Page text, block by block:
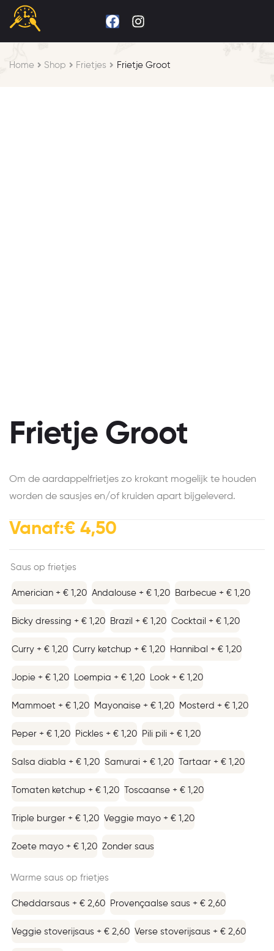
Home Shop Frietjes Frietje Groot
Frietje Groot
Om de aardappelfrietjes zo krokant mogelijk te houden
worden de sausjes en/of kruiden apart bijgeleverd.
Vanaf:€ 4,50
Saus op frietjes
Americian + € 1,20 Andalouse + € 1,20 Barbecue + € 1,20
Bicky dressing + € 1,20 Brazil + € 1,20 Cocktail + € 1,20
Curry + € 1,20 Curry ketchup + € 1,20 Hannibal + € 1,20
Jopie + € 1,20 Loempia + € 1,20 Look + € 1,20
Mammoet + € 1,20 Mayonaise + € 1,20 Mosterd + € 1,20
Peper + € 1,20 Pickles + € 1,20 Pili pili + € 1,20
Salsa diabla + € 1,20 Samurai + € 1,20 Tartaar + € 1,20
Tomaten ketchup + € 1,20 Toscaanse + € 1,20
Triple burger + € 1,20 Veggie mayo + € 1,20
Zoete mayo + € 1,20 Zonder saus
Warme saus op frietjes
Cheddarsaus + € 2,60 Provençaalse saus + € 2,60
Veggie stoverijsaus + € 2,60 Verse stoverijsaus + € 2,60